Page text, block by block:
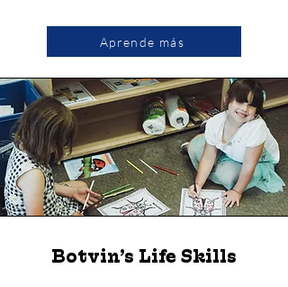
Aprende más
Botvin’s Life Skills